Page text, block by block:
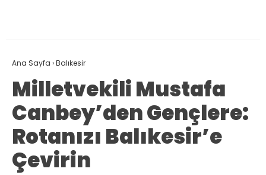
Ana Sayfa ›Balıkesir
Milletvekili Mustafa
Canbey’den Gençlere:
Rotanızı Balıkesir’e
Çevirin